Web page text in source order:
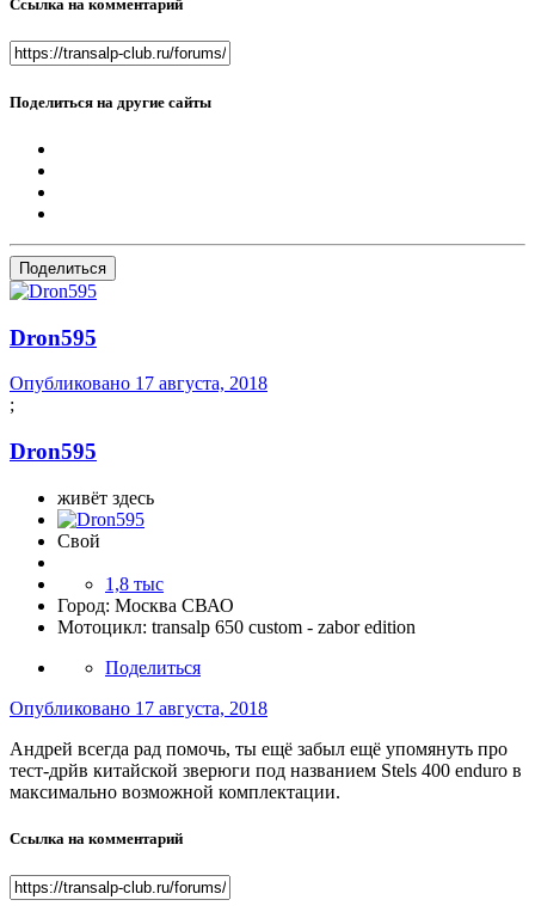
Ссылка на комментарий
Поделиться на другие сайты
Поделиться
Dron595
Опубликовано 17 августа, 2018
;
Dron595
живёт здесь
Свой
1,8 тыс
Город: Москва СВАО
Мотоцикл: transalp 650 custom - zabor edition
Поделиться
Опубликовано 17 августа, 2018
Андрей всегда рад помочь, ты ещё забыл ещё упомянуть про
тест-дрйв китайской зверюги под названием Stels 400 enduro в
максимально возможной комплектации.
Ссылка на комментарий